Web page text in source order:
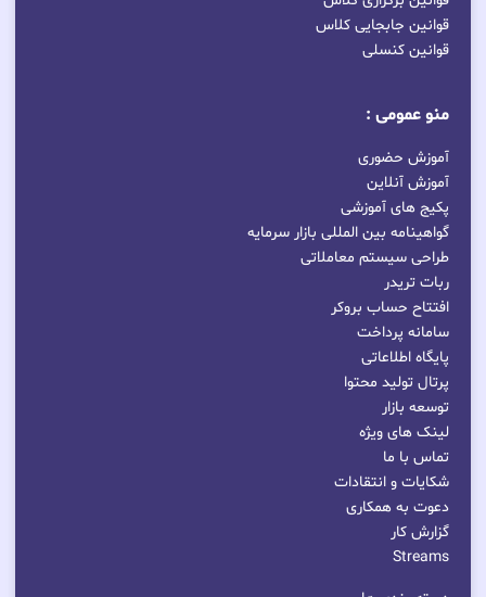
قوانین جابجایی کلاس
قوانین کنسلی
منو عمومی :
آموزش حضوری
آموزش آنلاین
پکیج های آموزشی
گواهینامه بین المللی بازار سرمایه
طراحی سیستم معاملاتی
ربات تریدر
افتتاح حساب بروکر
سامانه پرداخت
پایگاه اطلاعاتی
پرتال تولید محتوا
توسعه بازار
لینک های ویژه
تماس با ما
شکایات و انتقادات
دعوت به همکاری
گزارش کار
Streams